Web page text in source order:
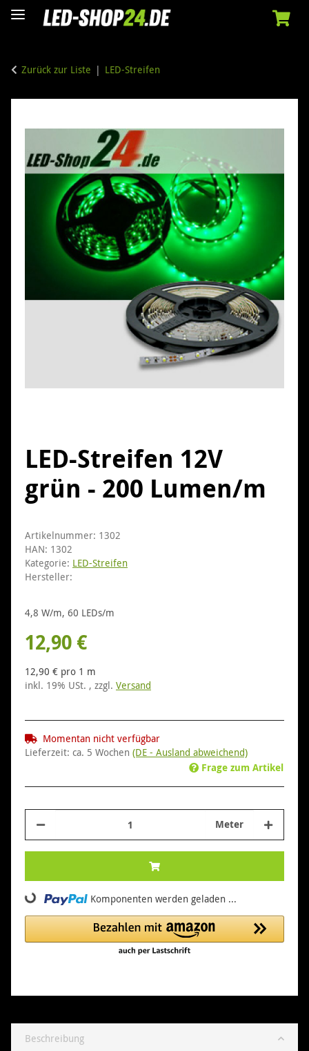
Zurück zur Liste LED-Streifen
LED-Streifen 12V
grün - 200 Lumen/m
Artikelnummer: 1302
HAN: 1302
Kategorie: LED-Streifen
Hersteller:
4,8 W/m, 60 LEDs/m
12,90 €
12,90 € pro 1 m
inkl. 19% USt. , zzgl. Versand
Momentan nicht verfügbar
Lieferzeit: ca. 5 Wochen (DE - Ausland abweichend)
Frage zum Artikel
Meter
Loading... Komponenten werden geladen ...
Beschreibung